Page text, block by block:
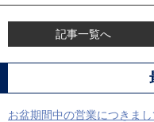
記事一覧へ
お盆期間中の営業につきまし